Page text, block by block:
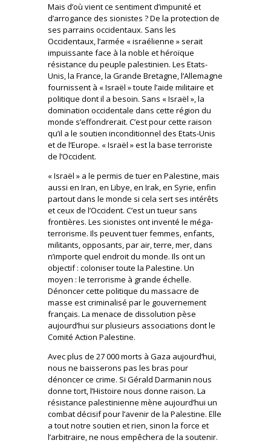
Mais d’où vient ce sentiment d’impunité et
d’arrogance des sionistes ? De la protection de
ses parrains occidentaux. Sans les
Occidentaux, l’armée « israélienne » serait
impuissante face à la noble et héroïque
résistance du peuple palestinien. Les Etats-
Unis, la France, la Grande Bretagne, l’Allemagne
fournissent à « Israël » toute l’aide militaire et
politique dont il a besoin. Sans « Israël », la
domination occidentale dans cette région du
monde s’effondrerait. C’est pour cette raison
qu’il a le soutien inconditionnel des Etats-Unis
et de l’Europe. « Israël » est la base terroriste
de l’Occident.
« Israël » a le permis de tuer en Palestine, mais
aussi en Iran, en Libye, en Irak, en Syrie, enfin
partout dans le monde si cela sert ses intérêts
et ceux de l’Occident. C’est un tueur sans
frontières. Les sionistes ont inventé le méga-
terrorisme. Ils peuvent tuer femmes, enfants,
militants, opposants, par air, terre, mer, dans
n’importe quel endroit du monde. Ils ont un
objectif : coloniser toute la Palestine. Un
moyen : le terrorisme à grande échelle.
Dénoncer cette politique du massacre de
masse est criminalisé par le gouvernement
français. La menace de dissolution pèse
aujourd’hui sur plusieurs associations dont le
Comité Action Palestine.
Avec plus de 27 000 morts à Gaza aujourd’hui,
nous ne baisserons pas les bras pour
dénoncer ce crime. Si Gérald Darmanin nous
donne tort, l’Histoire nous donne raison. La
résistance palestinienne mène aujourd’hui un
combat décisif pour l’avenir de la Palestine. Elle
a tout notre soutien et rien, sinon la force et
l’arbitraire, ne nous empêchera de la soutenir.